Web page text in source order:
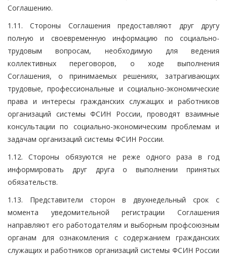
Соглашению.
1.11. Стороны Соглашения предоставляют друг другу
полную и своевременную информацию по социально-
трудовым вопросам, необходимую для ведения
коллективных переговоров, о ходе выполнения
Соглашения, о принимаемых решениях, затрагивающих
трудовые, профессиональные и социально-экономические
права и интересы гражданских служащих и работников
организаций системы ФСИН России, проводят взаимные
консультации по социально-экономическим проблемам и
задачам организаций системы ФСИН России.
1.12. Стороны обязуются не реже одного раза в год
информировать друг друга о выполнении принятых
обязательств.
1.13. Представители сторон в двухнедельный срок с
момента уведомительной регистрации Соглашения
направляют его работодателям и выборным профсоюзным
органам для ознакомления с содержанием гражданских
служащих и работников организаций системы ФСИН России